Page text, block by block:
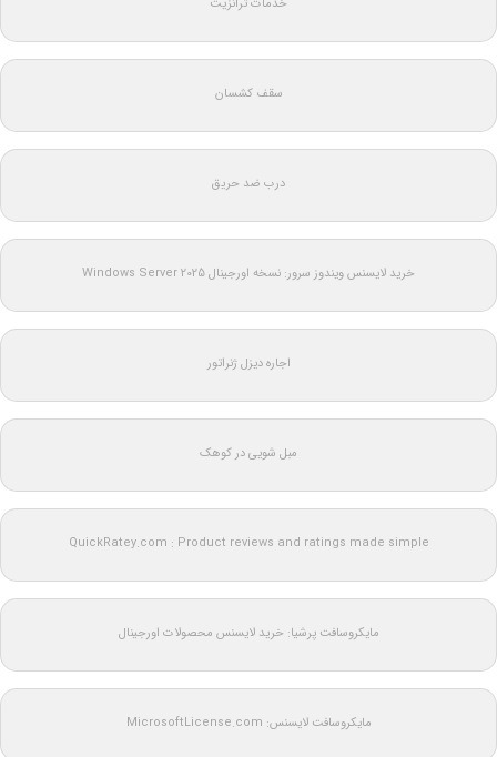
سقف کشسان
درب ضد حریق
خرید لایسنس ویندوز سرور: نسخه اورجینال Windows Server 2025
اجاره دیزل ژنراتور
مبل شویی در کوهک
QuickRatey.com : Product reviews and ratings made simple
مایکروسافت پرشیا: خرید لایسنس محصولات اورجینال
مایکروسافت لایسنس: MicrosoftLicense.com